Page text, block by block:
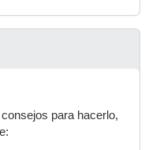
para hacerlo,